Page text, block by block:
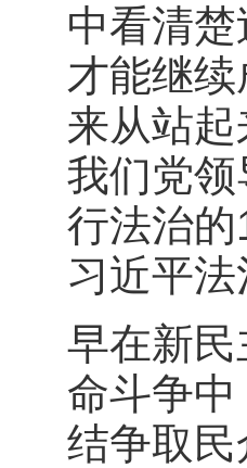
中看清
才能继
来从站
我们党
行法治
习近平
早在新
命斗争
结争取